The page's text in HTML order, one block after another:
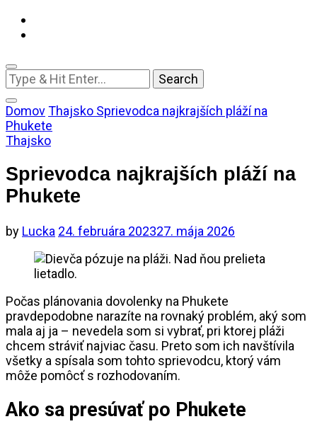
Looking
for
Something?
DomovThajsko Sprievodca najkrajších pláží na
Phukete
Thajsko
Sprievodca najkrajších pláží na
Phukete
by Lucka 24. februára 202327. mája 2026
Počas plánovania dovolenky na Phukete
pravdepodobne narazíte na rovnaký problém, aký som
mala aj ja – nevedela som si vybrať, pri ktorej pláži
chcem stráviť najviac času. Preto som ich navštívila
všetky a spísala som tohto sprievodcu, ktorý vám
môže pomôcť s rozhodovaním.
Ako sa presúvať po Phukete